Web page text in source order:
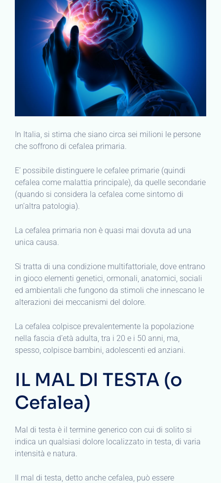
In Italia, si stima che siano circa sei milioni le persone
che soffrono di cefalea primaria.
E’ possibile distinguere le cefalee primarie (quindi
cefalea come malattia principale), da quelle secondarie
(quando si considera la cefalea come sintomo di
un’altra patologia).
La cefalea primaria non è quasi mai dovuta ad una
unica causa.
Si tratta di una condizione multifattoriale, dove entrano
in gioco elementi genetici, ormonali, anatomici, sociali
ed ambientali che fungono da stimoli che innescano le
alterazioni dei meccanismi del dolore.
La cefalea colpisce prevalentemente la popolazione
nella fascia d’età adulta, tra i 20 e i 50 anni, ma,
spesso, colpisce bambini, adolescenti ed anziani.
IL MAL DI TESTA (o
Cefalea)
Mal di testa è il termine generico con cui di solito si
indica un qualsiasi dolore localizzato in testa, di varia
intensità e natura.
Il mal di testa, detto anche cefalea, può essere